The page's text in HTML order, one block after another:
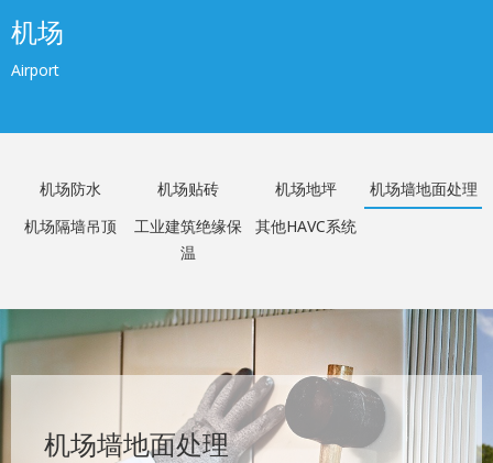
机场
Airport
机场防水 机场贴砖 机场地坪
机场墙地面处理
机场隔墙吊顶
工业建筑绝缘保
温
其他HAVC系统
机场墙地面处理